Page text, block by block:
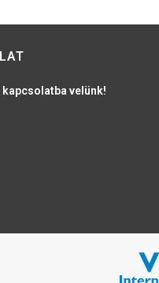
velünk!